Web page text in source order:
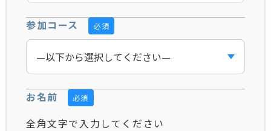
参加コース 必須
お名前 必須
全角文字で入力してください